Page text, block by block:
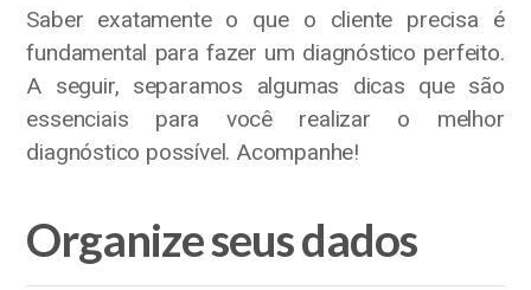
Saber exatamente o que o cliente precisa é
fundamental para fazer um diagnóstico perfeito.
A seguir, separamos algumas dicas que são
essenciais para você realizar o melhor
diagnóstico possível. Acompanhe!
Organize seus dados